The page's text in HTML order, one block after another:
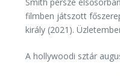
filmben játszott
király (2021).
A hollywoodi sztár